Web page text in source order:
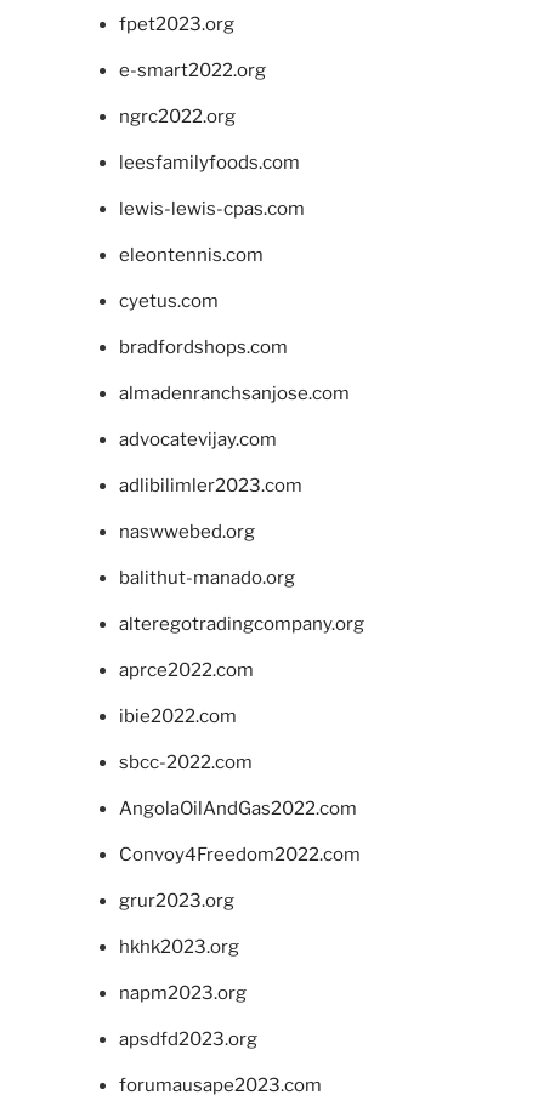
fpet2023.org
e-smart2022.org
ngrc2022.org
leesfamilyfoods.com
lewis-lewis-cpas.com
eleontennis.com
cyetus.com
bradfordshops.com
almadenranchsanjose.com
advocatevijay.com
adlibilimler2023.com
naswwebed.org
balithut-manado.org
alteregotradingcompany.org
aprce2022.com
ibie2022.com
sbcc-2022.com
AngolaOilAndGas2022.com
Convoy4Freedom2022.com
grur2023.org
hkhk2023.org
napm2023.org
apsdfd2023.org
forumausape2023.com